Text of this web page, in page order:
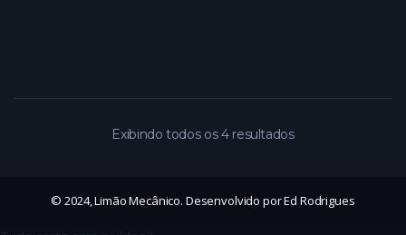
Exibindo todos os 4 resultados
© 2024, Limão Mecânico. Desenvolvido por Ed Rodrigues